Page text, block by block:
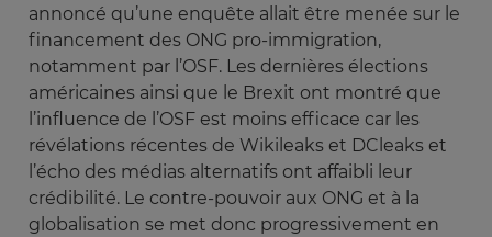
annoncé qu’une enquête allait être menée sur le
financement des ONG pro-immigration,
notamment par l’OSF. Les dernières élections
américaines ainsi que le Brexit ont montré que
l’influence de l’OSF est moins efficace car les
révélations récentes de Wikileaks et DCleaks et
l’écho des médias alternatifs ont affaibli leur
crédibilité. Le contre-pouvoir aux ONG et à la
globalisation se met donc progressivement en